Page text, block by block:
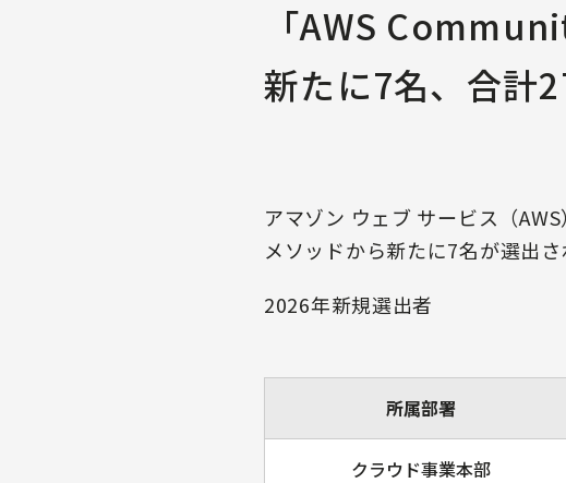
「AWS
新たに7名、合計
アマゾン ウェブ サービス（
メソッドから新たに7名が選出さ
2026年新規選出者
所属部署
クラウド事業本部